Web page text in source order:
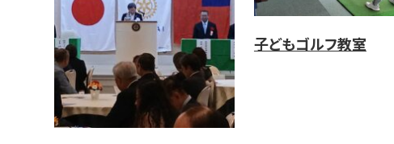
子どもゴルフ教室